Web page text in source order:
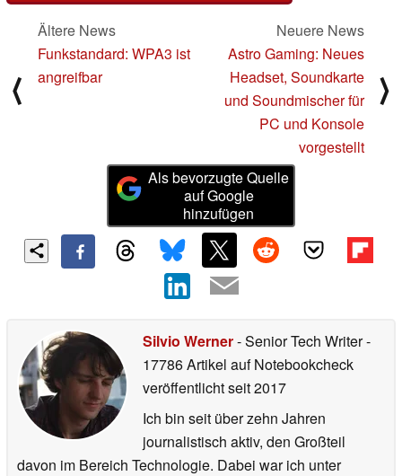
⟨
Ältere News
Funkstandard: WPA3 ist
angreifbar
Neuere News
Astro Gaming: Neues
Headset, Soundkarte
und Soundmischer für
PC und Konsole
vorgestellt
⟩
Als bevorzugte Quelle
auf Google
hinzufügen
Silvio Werner- Senior Tech Writer-
17786 Artikel auf Notebookcheck
veröffentlichtseit 2017
Ich bin seit über zehn Jahren
journalistisch aktiv, den Großteil
davon im Bereich Technologie. Dabei war ich unter